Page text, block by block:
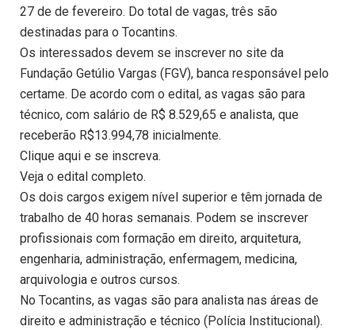
27 de de fevereiro. Do total de vagas, três são
destinadas para o Tocantins.
Os interessados devem se inscrever no site da
Fundação Getúlio Vargas (FGV), banca responsável pelo
certame. De acordo com o edital, as vagas são para
técnico, com salário de R$ 8.529,65 e analista, que
receberão R$13.994,78 inicialmente.
Clique aqui e se inscreva.
Veja o edital completo.
Os dois cargos exigem nível superior e têm jornada de
trabalho de 40 horas semanais. Podem se inscrever
profissionais com formação em direito, arquitetura,
engenharia, administração, enfermagem, medicina,
arquivologia e outros cursos.
No Tocantins, as vagas são para analista nas áreas de
direito e administração e técnico (Polícia Institucional).